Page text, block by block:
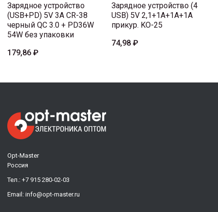
Зарядное устройство
(USB+PD) 5V 3A CR-38
черный QC 3.0 + PD36W
54W без упаковки
179,86 ₽
Зарядное устройство (4
USB) 5V 2,1+1A+1A+1A
прикур. KO-25
74,98 ₽
Opt-Master
Россия
Тел.: +7 915 280-02-03
Email: info@opt-master.ru